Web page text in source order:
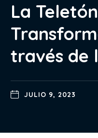
La
través de
JULIO 9, 2023